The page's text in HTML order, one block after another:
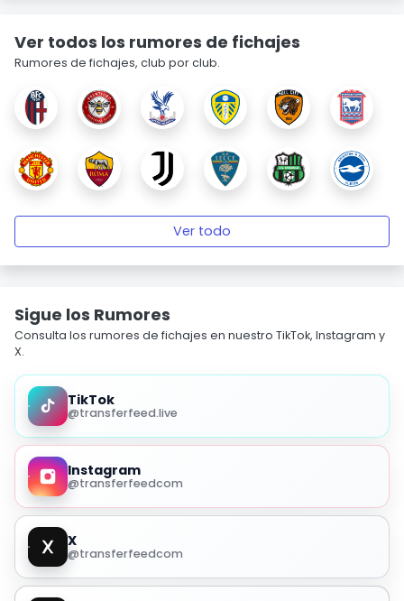
Ver todos los rumores de fichajes
Rumores de fichajes, club por club.
Ver todo
Sigue los Rumores
Consulta los rumores de fichajes en nuestro TikTok, Instagram y
X.
TikTok
@transferfeed.live
Instagram
@transferfeedcom
X
@transferfeedcom